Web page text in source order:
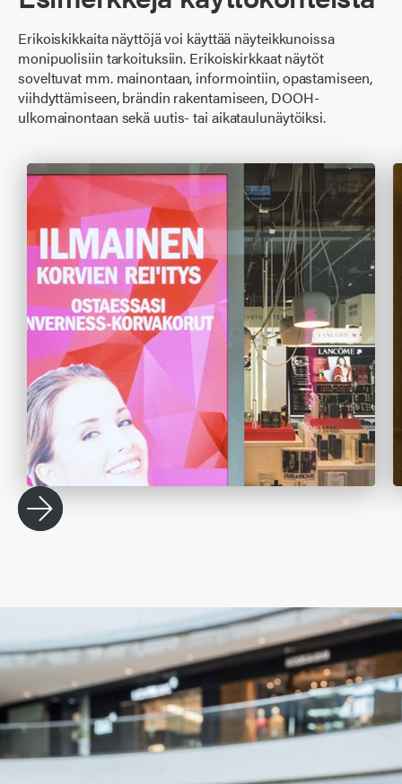
Erikoiskikkaita näyttöjä voi käyttää näyteikkunoissa
monipuolisiin tarkoituksiin. Erikoiskirkkaat näytöt
soveltuvat mm. mainontaan, informointiin, opastamiseen,
viihdyttämiseen, brändin rakentamiseen, DOOH-
ulkomainontaan sekä uutis- tai aikataulunäytöiksi.
Näyteikkunat